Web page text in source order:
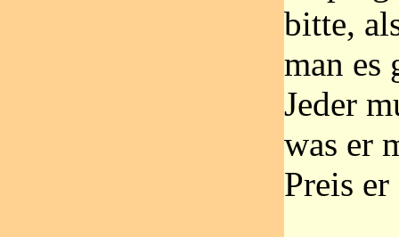
bitte,
man es
Jeder
was er
Preis